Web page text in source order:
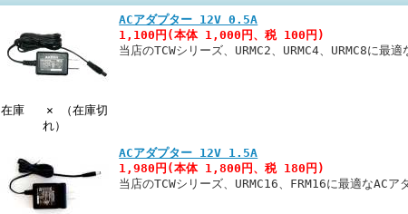
在庫 × （在庫切
れ）
ACアダプター 12V 0.5A
1,100円(本体 1,000円、税 100円)
当店のTCWシリーズ、URMC2、URMC4、URMC8に最
ACアダプター 12V 1.5A
1,980円(本体 1,800円、税 180円)
当店のTCWシリーズ、URMC16、FRM16に最適なACア